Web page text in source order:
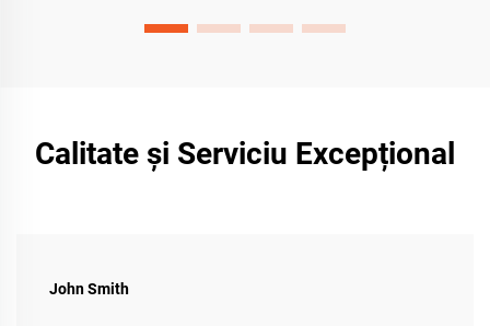
Calitate și Serviciu Excepțional
John Smith